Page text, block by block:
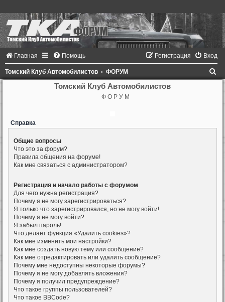
Главная Помощь Вход
Регистрация
Томский Клуб Автомобилистов ФОРУМ
Томский Клуб Автомобилистов
Ф О Р У М
Справка
Общие вопросы
Что это за форум?
Правила общения на форуме!
Как мне связаться с администратором?
Регистрация и начало работы с форумом
Для чего нужна регистрация?
Почему я не могу зарегистрироваться?
Я только что зарегистрировался, но не могу войти!
Почему я не могу войти?
Я забыл пароль!
Что делает функция «Удалить cookies»?
Как мне изменить мои настройки?
Как мне создать новую тему или сообщение?
Как мне отредактировать или удалить сообщение?
Почему мне недоступны некоторые форумы?
Почему я не могу добавлять вложения?
Почему я получил предупреждение?
Что такое группы пользователей?
Что такое BBCode?